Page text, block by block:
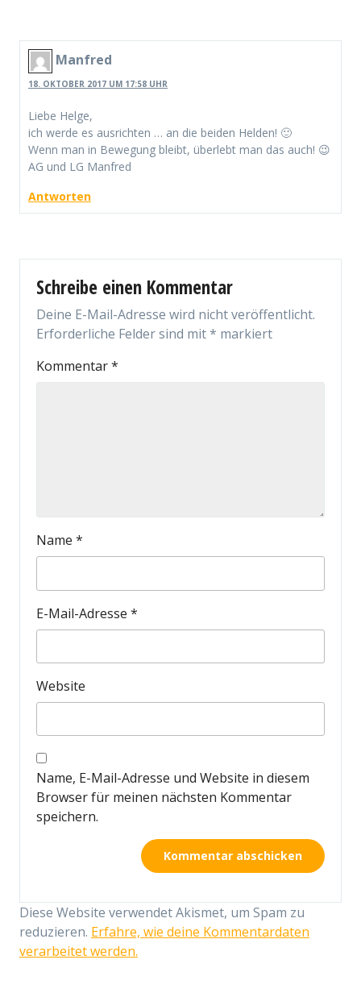
Manfred
18. OKTOBER 2017 UM 17:58 UHR
Liebe Helge,
ich werde es ausrichten … an die beiden Helden! 🙂
Wenn man in Bewegung bleibt, überlebt man das auch! 😉
AG und LG Manfred
Antworten
Schreibe einen Kommentar
Deine E-Mail-Adresse wird nicht veröffentlicht.
Erforderliche Felder sind mit* markiert
Kommentar*
Name *
E-Mail-Adresse *
Website
Name, E-Mail-Adresse und Website in diesem
Browser für meinen nächsten Kommentar
speichern.
Diese Website verwendet Akismet, um Spam zu
reduzieren. Erfahre, wie deine Kommentardaten
verarbeitet werden.